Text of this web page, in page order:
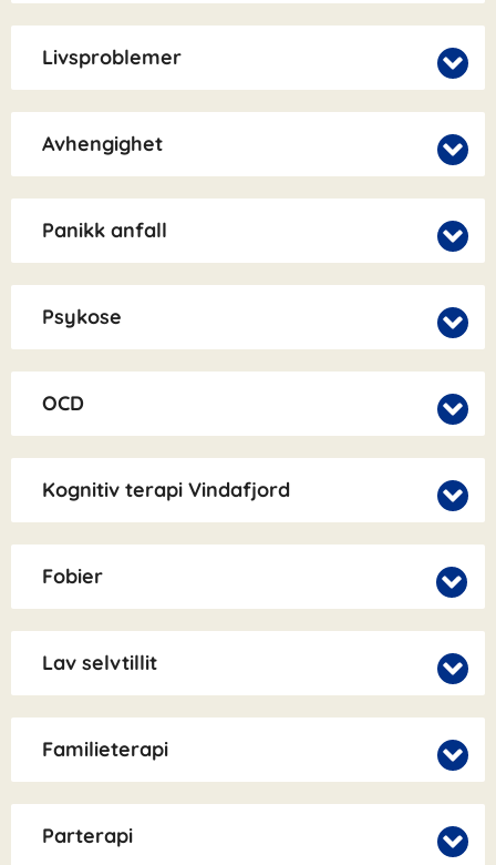
Livsproblemer
Avhengighet
Panikk anfall
Psykose
OCD
Kognitiv terapi Vindafjord
Fobier
Lav selvtillit
Familieterapi
Parterapi